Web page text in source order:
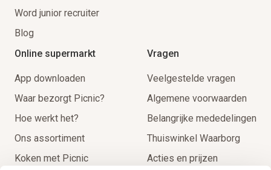
Word junior recruiter
Blog
Online supermarkt
App downloaden
Waar bezorgt Picnic?
Hoe werkt het?
Ons assortiment
Koken met Picnic
Vragen
Veelgestelde vragen
Algemene voorwaarden
Belangrijke mededelingen
Thuiswinkel Waarborg
Acties en prijzen